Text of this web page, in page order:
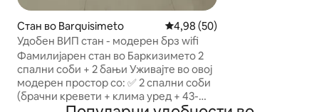
Стан во Barquisimeto Просечна оцена: 4,98 од 5,
4,98 (50)
Удобен ВИП стан - модерен брз wifi
Фамилијарен стан во Баркизимето 2
спални соби + 2 бањи Уживајте во овој
модерен простор со: ✅ 2 спални соби
(брачни кревети + клима уред + 43-